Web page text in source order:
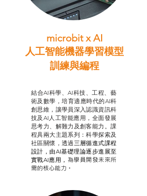
microbit x AI
人工智能機器學習模型
訓練與編程
結合AI科學、AI科技、工程、藝
術及數學，培育適應時代的AI科
創思維，讓學員深入認識資訊科
技及AI人工智能應用，全面發展
思考力、解難力及創客能力。課
程具兩大主題系列：科學探索及
社區關懷，透過 三層循進式課程
設計， 由AI基礎理論逐步進展至
實戰AI應用， 為學員開發未來所
需的核心能力。